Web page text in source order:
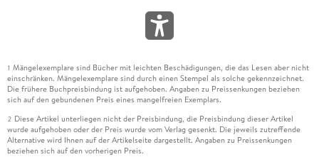
1 Mängelexemplare sind Bücher mit leichten Beschädigungen, die das Lesen aber nicht
einschränken. Mängelexemplare sind durch einen Stempel als solche gekennzeichnet.
Die frühere Buchpreisbindung ist aufgehoben. Angaben zu Preissenkungen beziehen
sich auf den gebundenen Preis eines mangelfreien Exemplars.
2 Diese Artikel unterliegen nicht der Preisbindung, die Preisbindung dieser Artikel
wurde aufgehoben oder der Preis wurde vom Verlag gesenkt. Die jeweils zutreffende
Alternative wird Ihnen auf der Artikelseite dargestellt. Angaben zu Preissenkungen
beziehen sich auf den vorherigen Preis.